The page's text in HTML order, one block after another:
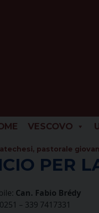
VESCOVO
pastorale
PER
Can. Fabio Brédy
– 339 7417331